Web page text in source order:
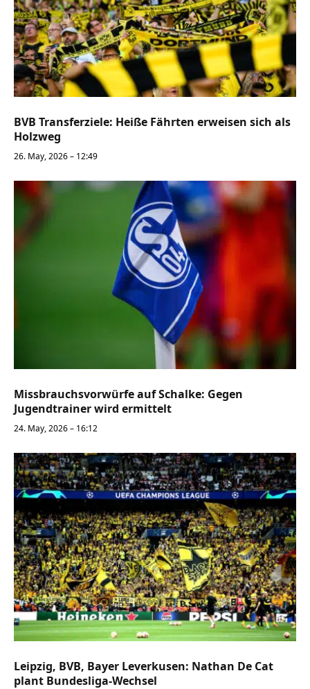
BVB Transferziele: Heiße Fährten erweisen sich als
Holzweg
26. May, 2026 – 12:49
Missbrauchsvorwürfe auf Schalke: Gegen
Jugendtrainer wird ermittelt
24. May, 2026 – 16:12
Leipzig, BVB, Bayer Leverkusen: Nathan De Cat
plant Bundesliga-Wechsel